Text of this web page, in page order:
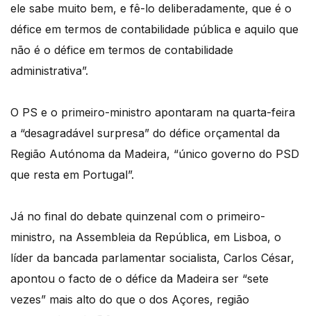
ele sabe muito bem, e fê-lo deliberadamente, que é o
défice em termos de contabilidade pública e aquilo que
não é o défice em termos de contabilidade
administrativa”.
O PS e o primeiro-ministro apontaram na quarta-feira
a “desagradável surpresa” do défice orçamental da
Região Autónoma da Madeira, “único governo do PSD
que resta em Portugal”.
Já no final do debate quinzenal com o primeiro-
ministro, na Assembleia da República, em Lisboa, o
líder da bancada parlamentar socialista, Carlos César,
apontou o facto de o défice da Madeira ser “sete
vezes” mais alto do que o dos Açores, região